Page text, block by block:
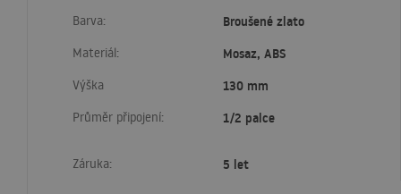
Barva: Broušené zlato
Materiál: Mosaz, ABS
Výška 130 mm
Průměr připojení: 1/2 palce
Záruka: 5 let